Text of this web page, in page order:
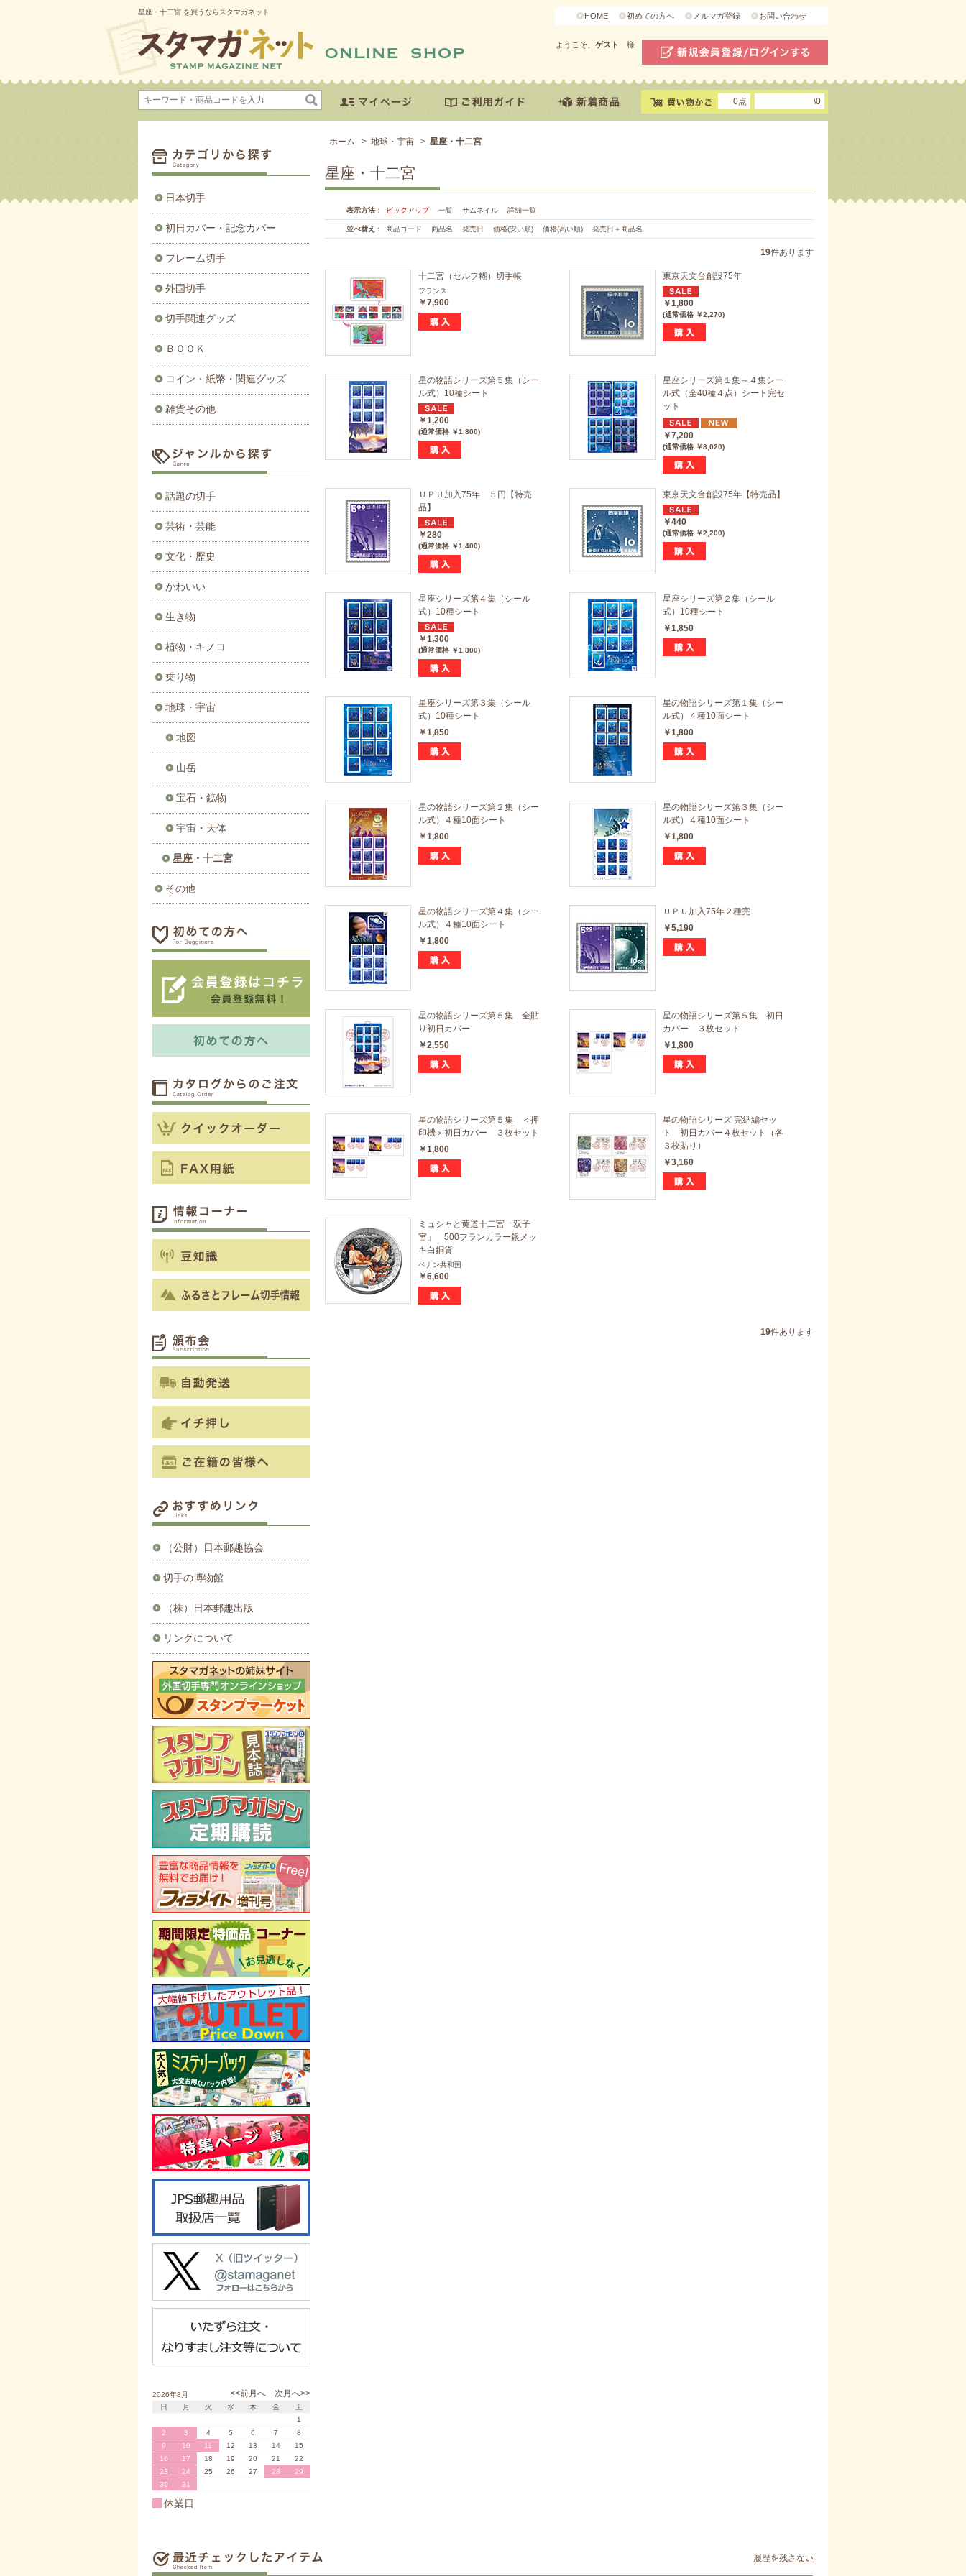
星座・十二宮 を買うならスタマガネット HOME 初めての方へ メルマガ登録 お問い合わせ
ようこそ、 ゲスト 様
0点 \0
ホーム > 地球・宇宙 > 星座・十二宮
星座・十二宮
表示方法： ピックアップ 一覧 サムネイル 詳細一覧
並べ替え： 商品コード 商品名 発売日 価格(安い順) 価格(高い順) 発売日＋商品名
19件あります
十二宮（セルフ糊）切手帳
フランス
￥7,900
東京天文台創設75年
￥1,800
(通常価格 ￥2,270)
星の物語シリーズ第５集（シー
ル式）10種シート
￥1,200
(通常価格 ￥1,800)
星座シリーズ第１集～４集シー
ル式（全40種４点）シート完セ
ット
￥7,200
(通常価格 ￥8,020)
ＵＰＵ加入75年 ５円【特売
品】
￥280
(通常価格 ￥1,400)
東京天文台創設75年【特売品】
￥440
(通常価格 ￥2,200)
星座シリーズ第４集（シール
式）10種シート
￥1,300
(通常価格 ￥1,800)
星座シリーズ第２集（シール
式）10種シート
￥1,850
星座シリーズ第３集（シール
式）10種シート
￥1,850
星の物語シリーズ第１集（シー
ル式）４種10面シート
￥1,800
星の物語シリーズ第２集（シー
ル式）４種10面シート
￥1,800
星の物語シリーズ第３集（シー
ル式）４種10面シート
￥1,800
星の物語シリーズ第４集（シー
ル式）４種10面シート
￥1,800
ＵＰＵ加入75年２種完
￥5,190
星の物語シリーズ第５集 全貼
り初日カバー
￥2,550
星の物語シリーズ第５集 初日
カバー ３枚セット
￥1,800
星の物語シリーズ第５集 ＜押
印機＞初日カバー ３枚セット
￥1,800
星の物語シリーズ 完結編セッ
ト 初日カバー４枚セット（各
３枚貼り）
￥3,160
ミュシャと黄道十二宮「双子
宮」 500フランカラー銀メッ
キ白銅貨
ベナン共和国
￥6,600
19件あります
日本切手
初日カバー・記念カバー
フレーム切手
外国切手
切手関連グッズ
ＢＯＯＫ
コイン・紙幣・関連グッズ
雑貨その他
話題の切手
芸術・芸能
文化・歴史
かわいい
生き物
植物・キノコ
乗り物
地球・宇宙
地図
山岳
宝石・鉱物
宇宙・天体
星座・十二宮
その他
（公財）日本郵趣協会
切手の博物館
（株）日本郵趣出版
リンクについて
<<前月へ 次月へ>>
2026年8月
日
月 火 水 木 金
土
1
2
3 4 5 6 7
8
9
10 11 12 13 14
15
16
17 18 19 20 21
22
23
24 25 26 27 28
29
30
31
休業日
履歴を残さない